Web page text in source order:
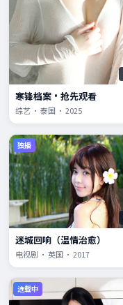
寒锋档案·抢先观看
综艺 · 泰国 · 2025
独播
迷城回响（温情治愈）
电视剧 · 英国 · 2017
连载中